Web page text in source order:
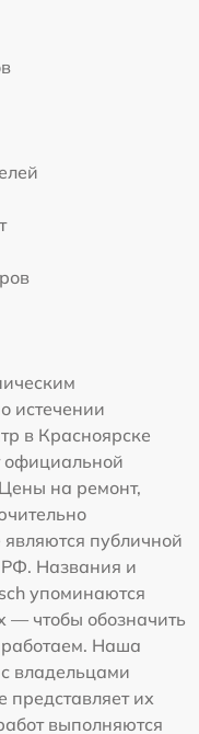
истечении
в Красноярске
официальной
на ремонт,
публичной
РФ. Названия и
упоминаются
— чтобы обозначить
работаем. Наша
владельцами
представляет их
выполняются